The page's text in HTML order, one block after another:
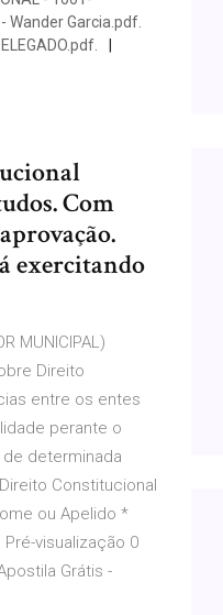
Wander Garcia.pdf.
Com
exercitando
MUNICIPAL)
Direito
entre os entes
perante o
determinada
Constitucional
ou Apelido *
visualização 0
Grátis -